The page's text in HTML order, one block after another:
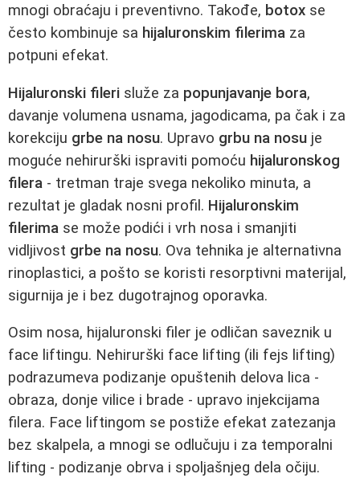
mnogi obraćaju i preventivno. Takođe, botox se
često kombinuje sa hijaluronskim filerima za
potpuni efekat.
Hijaluronski fileri služe za popunjavanje bora,
davanje volumena usnama, jagodicama, pa čak i za
korekciju grbe na nosu. Upravo grbu na nosu je
moguće nehirurški ispraviti pomoću hijaluronskog
filera - tretman traje svega nekoliko minuta, a
rezultat je gladak nosni profil. Hijaluronskim
filerima se može podići i vrh nosa i smanjiti
vidljivost grbe na nosu. Ova tehnika je alternativna
rinoplastici, a pošto se koristi resorptivni materijal,
sigurnija je i bez dugotrajnog oporavka.
Osim nosa, hijaluronski filer je odličan saveznik u
face liftingu. Nehirurški face lifting (ili fejs lifting)
podrazumeva podizanje opuštenih delova lica -
obraza, donje vilice i brade - upravo injekcijama
filera. Face liftingom se postiže efekat zatezanja
bez skalpela, a mnogi se odlučuju i za temporalni
lifting - podizanje obrva i spoljašnjeg dela očiju.